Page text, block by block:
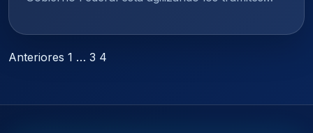
Paginación
entradas
Anteriores 1 … 3 4